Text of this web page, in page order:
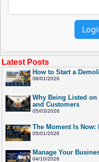
Latest Posts
How to Start a
08/01/2026
Why Being Listed
and Customers
05/03/2026
The Moment Is
05/01/2026
Manage Your
04/10/2026